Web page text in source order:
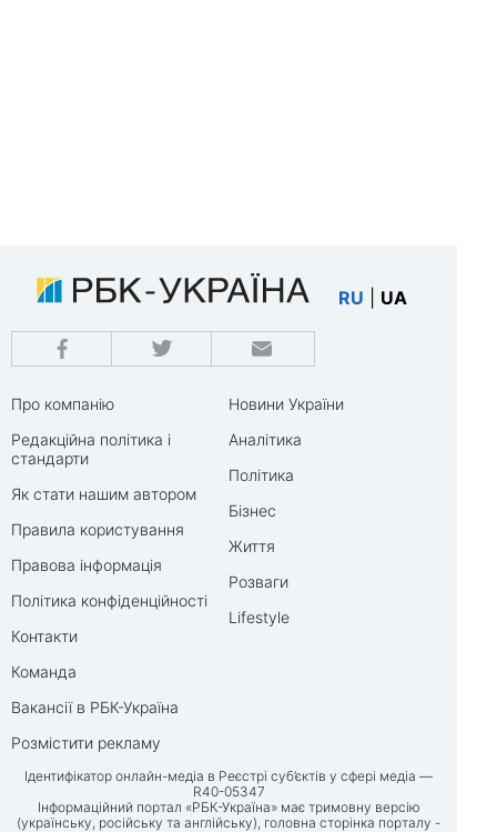
RU UA
Про компанію
Редакційна політика і
стандарти
Як стати нашим автором
Правила користування
Правова інформація
Політика конфіденційності
Контакти
Команда
Вакансії в РБК-Україна
Розмістити рекламу
Новини України
Аналітика
Політика
Бізнес
Життя
Розваги
Lifestyle
Ідентифікатор онлайн-медіа в Реєстрі суб’єктів у сфері медіа —
R40-05347
Інформаційний портал «РБК-Україна» має тримовну версію
(українську, російську та англійську), головна сторінка порталу -